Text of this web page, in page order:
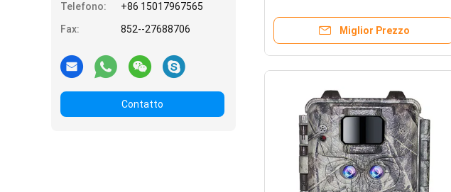
Telefono:
+86 15017967565
Fax:
852--27688706
Contatto
Miglior Prezzo